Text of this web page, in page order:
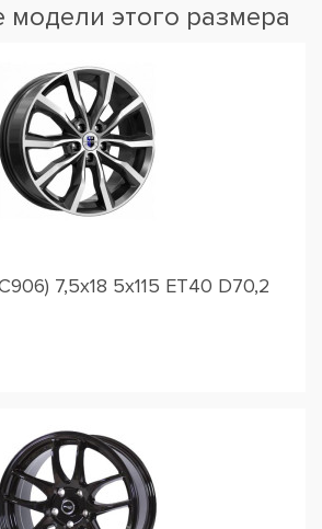
этого размера
7,5x18 5x115 ET40 D70,2